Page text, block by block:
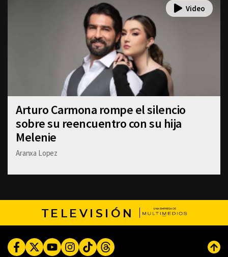
Arturo Carmona rompe el silencio
sobre su reencuentro con su hija
Melenie
Aranxa Lopez
TELEVISIÓN
FacebookTwitterYoutubeInstagram
TikTokThreads